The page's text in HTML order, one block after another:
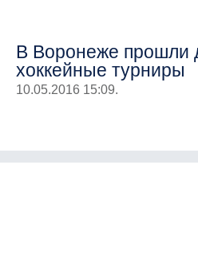
В Воронеже прошли
хоккейные турниры
10.05.2016 15:09.